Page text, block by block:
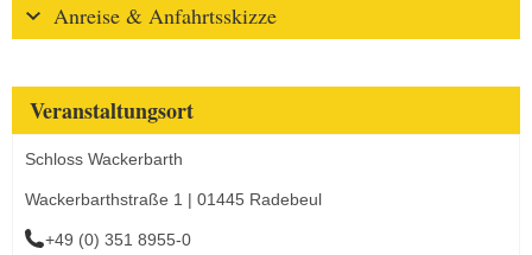
Anreise & Anfahrtsskizze
Veranstaltungsort
Schloss Wackerbarth
Wackerbarthstraße 1 | 01445 Radebeul
+49 (0) 351 8955-0